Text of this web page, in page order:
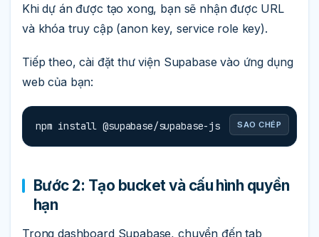
Khi dự án được tạo xong, bạn sẽ nhận được URL
và khóa truy cập (anon key, service role key).
Tiếp theo, cài đặt thư viện Supabase vào ứng dụng
web của bạn:
SAO CHÉP
npm install @supabase/supabase-js
Bước 2: Tạo bucket và cấu hình quyền
hạn
Trong dashboard Supabase, chuyển đến tab